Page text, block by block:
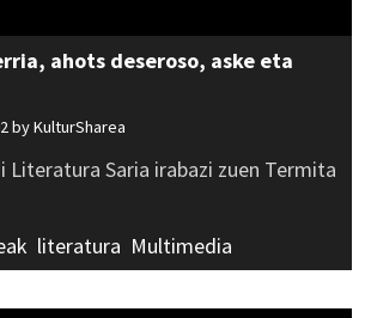
ahots deseroso, aske eta
byKulturSharea
Literatura Saria irabazi zuen Termita
literatura Multimedia